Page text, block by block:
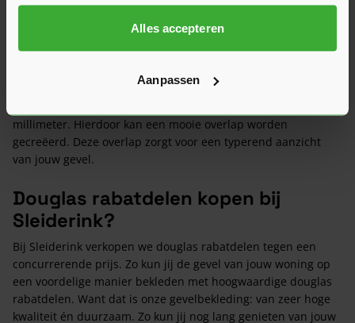
Alles accepteren
Aanpassen
De planken die wij in ons assortiment aanbieden zijn 195
millimeter breed. De werkende breedte bedraagt 175
millimeter. Douglas rabatdelen zijn aan de ene zijde dikker
dan aan de andere zijde. Bij onze planken is de smalle zijde
millimeter. Hierdoor kan een mooie overlap worden
gecreëerd. Deze overlap zorgt voor een typerend aanzicht
van jouw gevel.
Douglas rabatdelen kopen bij
Sleiderink?
Bij Sleiderink verkopen we douglas rabatdelen tegen een
concurrerende prijs. Zo kun jij de gevel van jouw woning op
een voordelige manier bekleden met hoogwaardige douglas
rabatdelen. Want dat is onze gevelbekleding: van zeer hoge
kwaliteit én duurzaam. Zo kun jij nog lang genieten van jouw